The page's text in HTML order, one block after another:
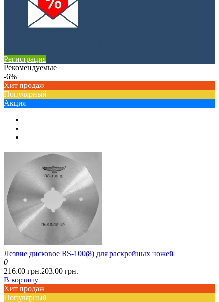
Регистрация
Рекомендуемые
-6%
Хит продаж
Популярный
Акция
Лезвие дисковое RS-100(8) для раскройных ножей
0
216.00 грн.203.00 грн.
В корзину
Хит продаж
Популярный